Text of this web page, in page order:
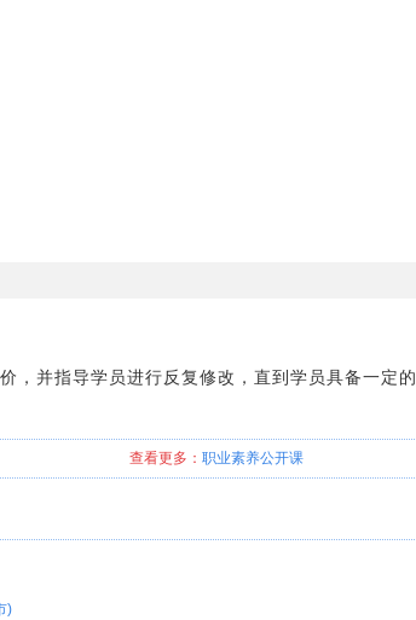
，并指导学员进行反复修改，直到学员具备一定的
查看更多： 职业素养公开课
)